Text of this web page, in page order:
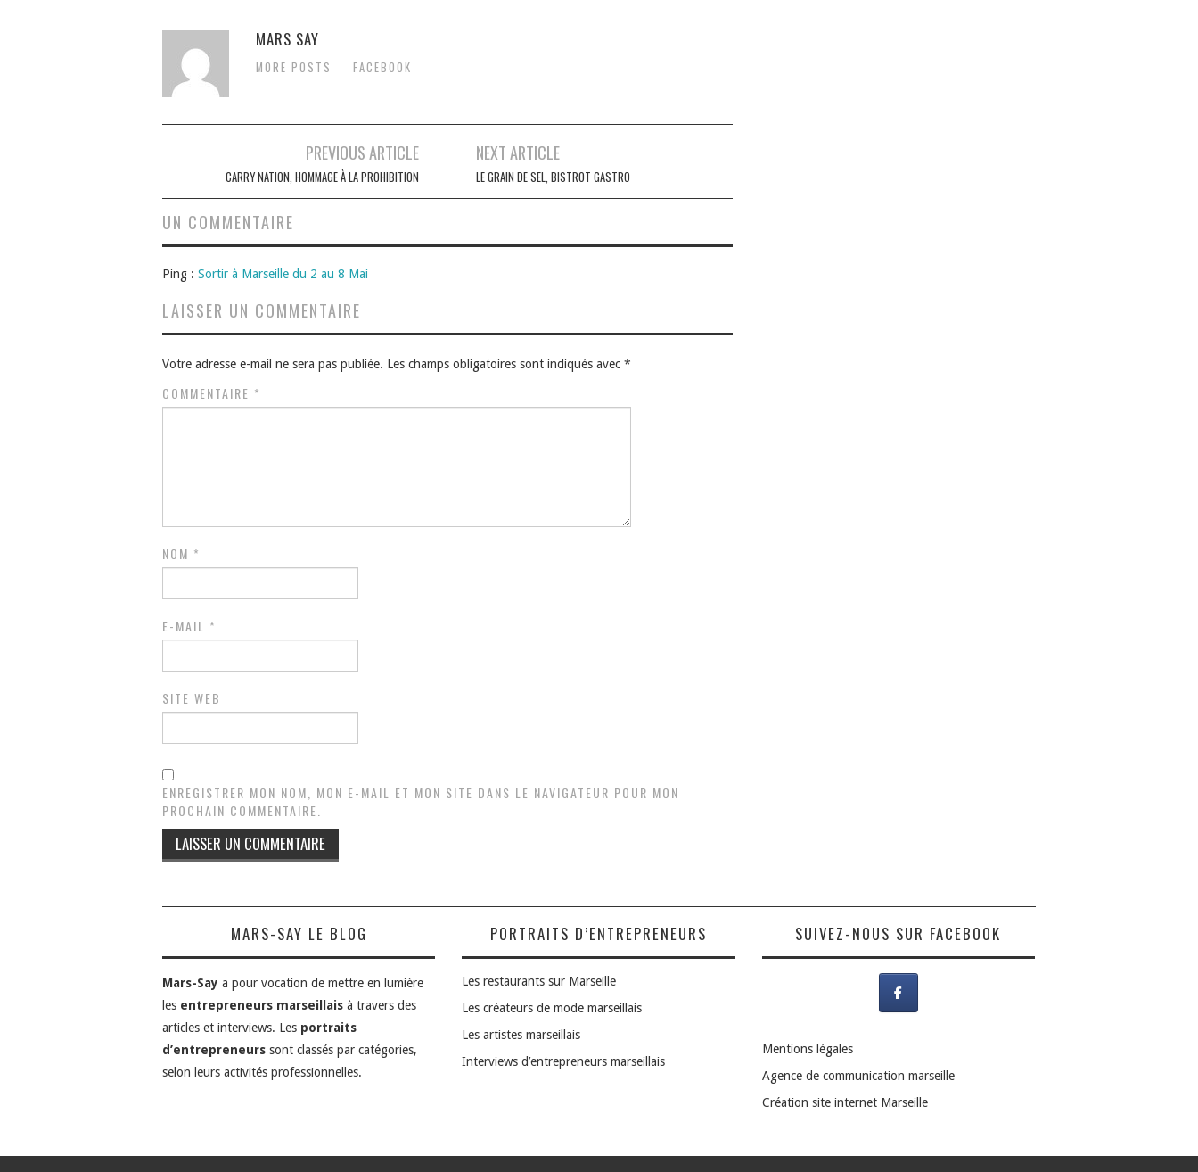
MARS SAY
MORE POSTS FACEBOOK
articles
PREVIOUS ARTICLE
CARRY NATION, HOMMAGE À LA PROHIBITION
NEXT ARTICLE
LE GRAIN DE SEL, BISTROT GASTRO
UN COMMENTAIRE
Ping : Sortir à Marseille du 2 au 8 Mai
LAISSER UN COMMENTAIRE
Votre adresse e-mail ne sera pas publiée. Les champs obligatoires sont indiqués avec *
COMMENTAIRE *
NOM *
E-MAIL *
SITE WEB
ENREGISTRER MON NOM, MON E-MAIL ET MON SITE DANS LE NAVIGATEUR POUR MON
PROCHAIN COMMENTAIRE.
MARS-SAY LE BLOG
Mars-Say a pour vocation de mettre en lumière
les entrepreneurs marseillais à travers des
articles et interviews. Les portraits
d’entrepreneurs sont classés par catégories,
selon leurs activités professionnelles.
PORTRAITS D’ENTREPRENEURS
Les restaurants sur Marseille
Les créateurs de mode marseillais
Les artistes marseillais
Interviews d’entrepreneurs marseillais
SUIVEZ-NOUS SUR FACEBOOK
Mentions légales
Agence de communication marseille
Création site internet Marseille